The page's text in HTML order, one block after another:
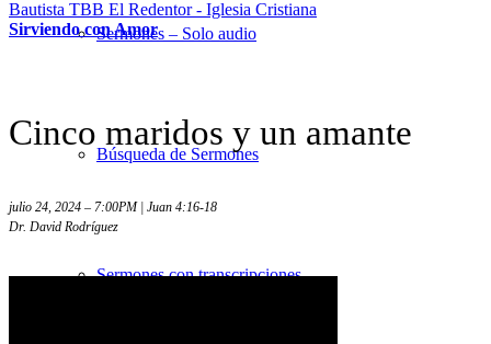
Sermones – Solo audio
Búsqueda de Sermones
Sermones con transcripciones
Sirviendo con Amor
Cinco maridos y un amante
julio 24, 2024 – 7:00PM | Juan 4:16-18
Dr. David Rodríguez